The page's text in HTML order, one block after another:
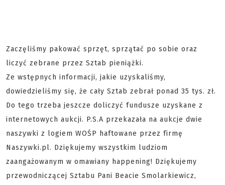
Zaczęliśmy pakować sprzęt, sprzątać po sobie oraz
liczyć zebrane przez Sztab pieniążki.
Ze wstępnych informacji, jakie uzyskaliśmy,
dowiedzieliśmy się, że cały Sztab zebrał ponad 35 tys. zł.
Do tego trzeba jeszcze doliczyć fundusze uzyskane z
internetowych aukcji. P.S.A przekazała na aukcje dwie
naszywki z logiem WOŚP haftowane przez firmę
Naszywki.pl. Dziękujemy wszystkim ludziom
zaangażowanym w omawiany happening! Dziękujemy
przewodniczącej Sztabu Pani Beacie Smolarkiewicz,